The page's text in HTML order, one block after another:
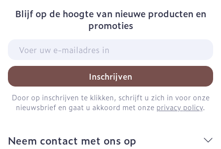
Blijf op de hoogte van nieuwe producten en
promoties
Inschrijven
Door op inschrijven te klikken, schrijft u zich in voor onze
nieuwsbrief en gaat u akkoord met onze privacy policy.
Neem contact met ons op